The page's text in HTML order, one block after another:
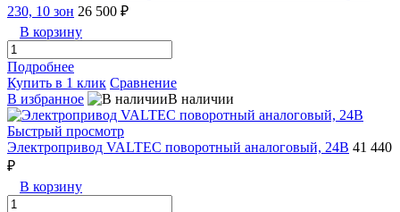
230, 10 зон 26 500 ₽
В корзину
Подробнее
Купить в 1 клик Сравнение
В избранное
В наличии
Быстрый просмотр
Электропривод VALTEC поворотный аналоговый, 24В 41 440
₽
В корзину